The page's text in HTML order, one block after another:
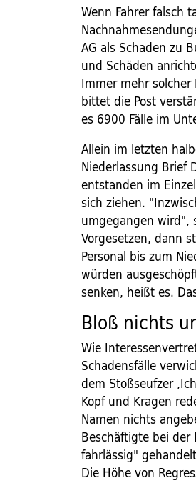
Wenn Fahrer falsch
AG als Schaden zu
und Schäden
Immer mehr
bittet die Post
es 6900 Fälle im
Allein im letzten
Niederlassung Brief
entstanden im
sich ziehen.
umgegangen wird",
Vorgesetzen, dann
Personal bis zum
würden
senken, heißt es.
Bloß nichts
Wie
Schadensfälle
dem Stoßseufzer
Kopf und Kragen
Namen nichts
Beschäftigte bei der
fahrlässig"
Die Höhe von